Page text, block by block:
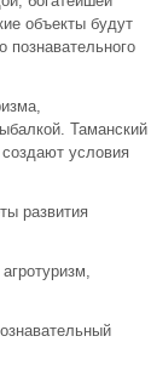
объекты будут
познавательного
Таманский
условия
развития